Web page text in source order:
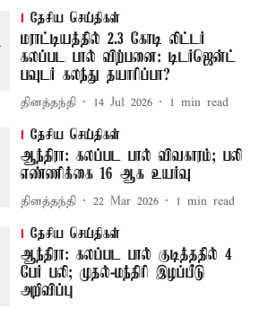
தேசிய செய்திகள்
மராட்டியத்தில் 2.3 கோடி லிட்டர்
கலப்பட பால் விற்பனை: டிடர்ஜென்ட்
பவுடர் கலந்து தயாரிப்பா?
தினத்தந்தி 14 Jul 2026 1 min read
தேசிய செய்திகள்
ஆந்திரா: கலப்பட பால் விவகாரம்; பலி
எண்ணிக்கை 16 ஆக உயர்வு
தினத்தந்தி 22 Mar 2026 1 min read
தேசிய செய்திகள்
ஆந்திரா: கலப்பட பால் குடித்ததில் 4
பேர் பலி; முதல்-மந்திரி இழப்பீடு
அறிவிப்பு